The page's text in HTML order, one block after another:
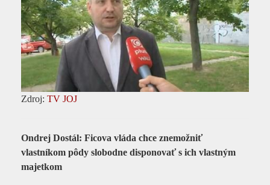
Zdroj: TV JOJ
Ondrej Dostál: Ficova vláda chce znemožniť
vlastníkom pôdy slobodne disponovať s ich vlastným
majetkom